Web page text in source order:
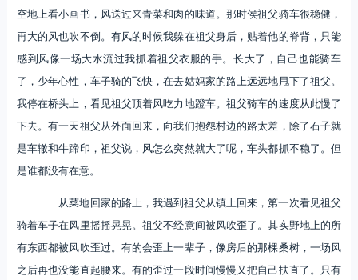
空地上看小画书，风送过来青菜和肉的味道。那时侯祖父骑车很稳健，
再大的风也吹不倒。有风的时候我躲在祖父身后，贴着他的脊背，只能
感到风像一场大水流过我抓着祖父衣服的手。长大了，自己也能骑车
了，少年心性，车子骑的飞快，在去姑妈家的路上远远地甩下了祖父。
我停在桥头上，看见祖父顶着风吃力地蹬车。祖父骑车的速度从此慢了
下去。有一天祖父从外面回来，向我们抱怨村边的路太差，除了石子就
是车辙和牛蹄印，祖父说，风怎么突然就大了呢，车头都抓不稳了。但
是谁都没有在意。
从菜地回家的路上，我遇到祖父从镇上回来，第一次看见祖父
骑着车子在风里摇摇晃晃。祖父不经意间被风吹歪了。其实野地上的所
有东西都被风吹歪过。有的会歪上一辈子，像房后的那棵桑树，一场风
之后再也没能直起腰来。有的歪过一段时间慢慢又把自己扶直了。只有